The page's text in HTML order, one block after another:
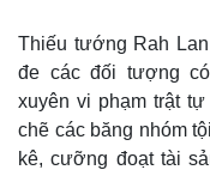
Thế giới
Thiếu tướng Rah
đe các đối tượng
xuyên vi phạm trật
chẽ các băng nhóm
kê, cưỡng đoạt tài